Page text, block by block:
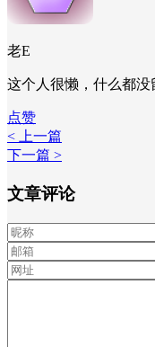
老E
这个人很懒，什么都没
点赞
< 上一篇
下一篇 >
文章评论